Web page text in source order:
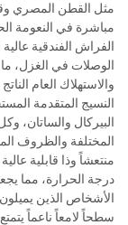
مثل القطن المصري
مباشرة في النعومة
الفراش الفندقية
الوصلات في الغزل،
والاستهلاك العام
النسيج المتقدمة
البيركال والساتان،
المختلفة والظروف
منتعشاً وذا قابلية
درجة الحرارة، مما
الأشخاص الذين يميلون
سطحاً لامعاً ناعماً